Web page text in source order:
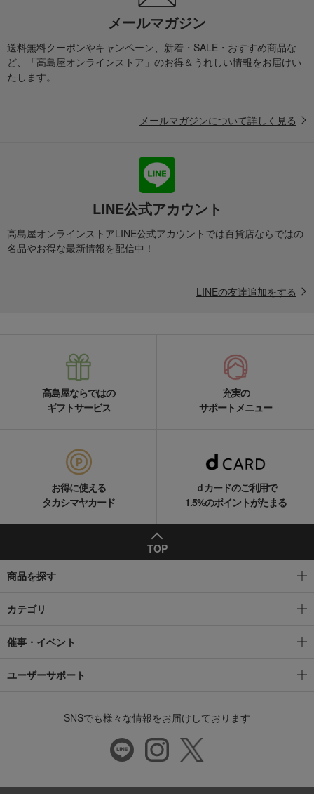
メールマガジン
送料無料クーポンやキャンペーン、新着・SALE・おすすめ商品な
ど、「高島屋オンラインストア」のお得＆うれしい情報をお届けい
たします。
メールマガジンについて詳しく見る
LINE公式アカウント
高島屋オンラインストアLINE公式アカウントでは百貨店ならではの
名品やお得な最新情報を配信中！
LINEの友達追加をする
高島屋ならではの
ギフトサービス
充実の
サポートメニュー
お得に使える
タカシマヤカード
ｄカードのご利用で
1.5%のポイントがたまる
TOP
商品を探す
カテゴリ
催事・イベント
ユーザーサポート
SNSでも様々な情報をお届けしております